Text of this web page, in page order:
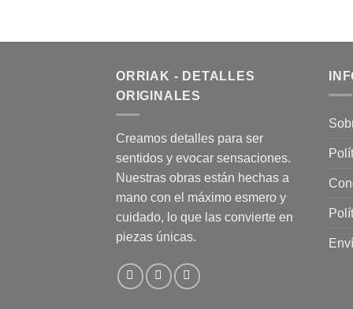
ORRIAK - DETALLES
ORIGINALES
Creamos detalles para ser
sentidos y evocar sensaciones.
Nuestras obras están hechas a
mano con el máximo esmero y
cuidado, lo que las convierte en
piezas únicas.